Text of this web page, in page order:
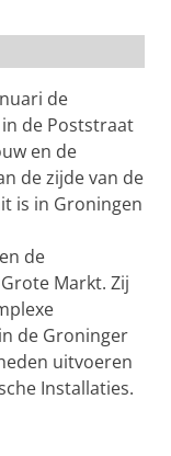
de
de Poststraat
en de
de zijde van de
is in Groningen
de
Markt. Zij
de Groninger
uitvoeren
Installaties.